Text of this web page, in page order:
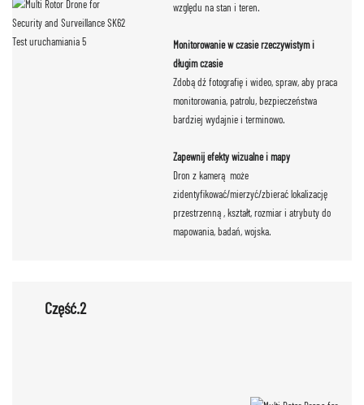
względu na stan i teren.
Monitorowanie w czasie rzeczywistym i
długim czasie
Zdobądź fotografię i wideo, spraw, aby praca
monitorowania, patrolu, bezpieczeństwa
bardziej wydajnie i terminowo.
Zapewnij efekty wizualne i mapy
Dron z kamerą może
zidentyfikować/mierzyć/zbierać lokalizację
przestrzenną, kształt, rozmiar i atrybuty do
mapowania, badań, wojska.
Część.2